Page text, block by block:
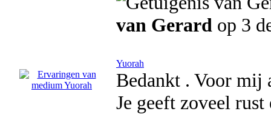
van Gerard op 3
Yuorah
Bedankt . Voor mij
Je geeft zoveel